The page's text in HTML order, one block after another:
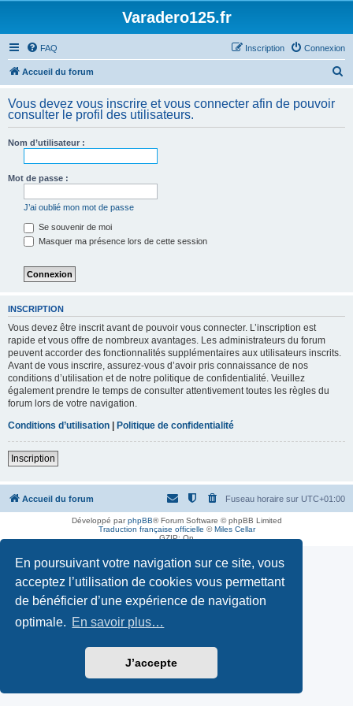
En poursuivant votre navigation sur ce site, vous
acceptez l’utilisation de cookies vous permettant
de bénéficier d’une expérience de navigation
optimale. En savoir plus…
J’accepte
Varadero125.fr
FAQ Connexion
Inscription
Accueil du forum
h
Vous devez vous inscrire et vous connecter afin de pouvoir
consulter le profil des utilisateurs.
Nom d’utilisateur :
Mot de passe :
J’ai oublié mon mot de passe
Se souvenir de moi
Masquer ma présence lors de cette session
INSCRIPTION
Vous devez être inscrit avant de pouvoir vous connecter. L’inscription est
rapide et vous offre de nombreux avantages. Les administrateurs du forum
peuvent accorder des fonctionnalités supplémentaires aux utilisateurs inscrits.
Avant de vous inscrire, assurez-vous d’avoir pris connaissance de nos
conditions d’utilisation et de notre politique de confidentialité. Veuillez
également prendre le temps de consulter attentivement toutes les règles du
forum lors de votre navigation.
Conditions d’utilisation | Politique de confidentialité
Inscription
Accueil du forum Fuseau horaire sur UTC+01:00
Développé parphpBB® Forum Software © phpBB Limited
Traduction française officielle ©Miles Cellar
GZIP: On